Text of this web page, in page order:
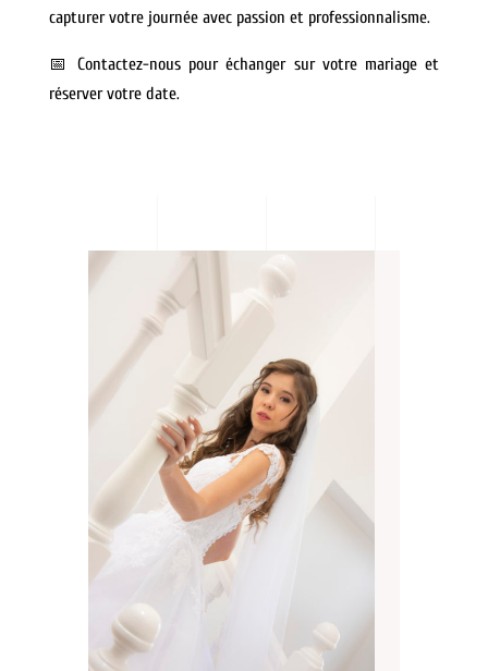
capturer votre journée avec passion et professionnalisme.
📅 Contactez-nous pour échanger sur votre mariage et
réserver votre date.